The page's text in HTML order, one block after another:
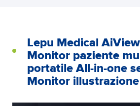
Lepu Medical
Monitor paziente
portatile All-in-one
Monitor illustrazione